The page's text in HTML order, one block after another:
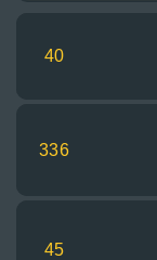
40
336
45